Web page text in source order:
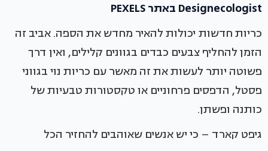
Designecologist באתר PEXELS
כריות חדשות יכולות להאיר מחדש את הספה. אביב זה
הזמן להחליף צבעים כבדים בגוונים קלילים, ואין דרך
פשוטה יותר לעשות את זה מאשר עם כריות נוי בגווני
פסטל, הדפסים פרחוניים או טקסטורות טבעיות של
כותנה ופשתן.
גיפט קארד – כי יש אנשים שאוהבים להחזיר הכל